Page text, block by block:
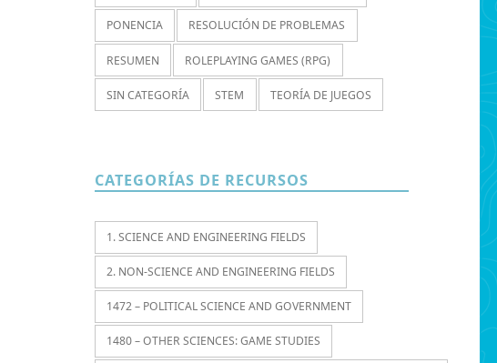
PONENCIA RESOLUCIÓN DE PROBLEMAS
RESUMEN ROLEPLAYING GAMES (RPG)
SIN CATEGORÍA STEM TEORÍA DE JUEGOS
CATEGORÍAS DE RECURSOS
1. SCIENCE AND ENGINEERING FIELDS
2. NON-SCIENCE AND ENGINEERING FIELDS
1472 – POLITICAL SCIENCE AND GOVERNMENT
1480 – OTHER SCIENCES: GAME STUDIES